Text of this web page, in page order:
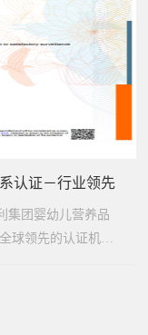
认证－行业领先
集团婴幼儿营养品
球领先的认证机构